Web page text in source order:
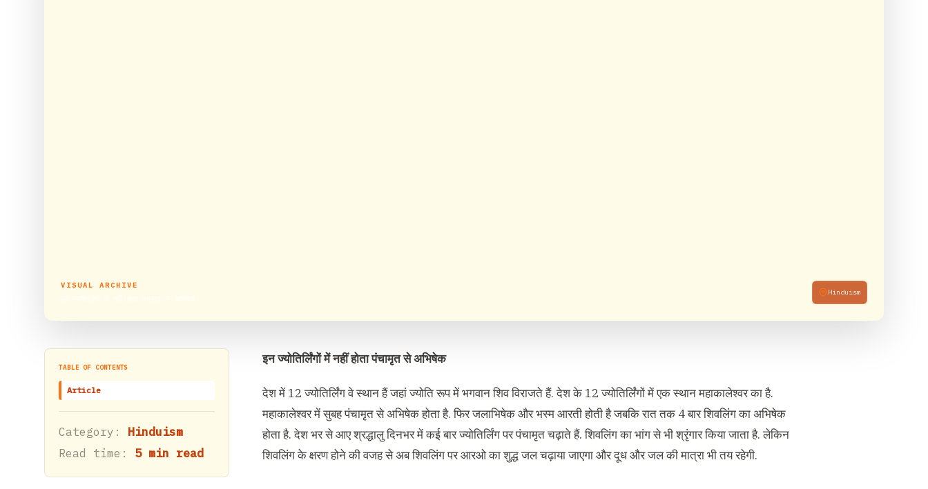
VISUAL ARCHIVE
Hinduism
TABLE OF CONTENTS
Article
Category: Hinduism
Read time: 5 min read
इन ज्योतिर्लिंगों में नहीं होता पंचामृत से अभिषेक
देश में 12 ज्योतिर्लिंग वे स्थान हैं जहां ज्योति रूप में भगवान शिव विराजते हैं. देश के 12 ज्योतिर्लिंगों में एक स्थान महाकालेश्वर का है.
महाकालेश्वर में सुबह पंचामृत से अभिषेक होता है. फिर जलाभिषेक और भस्म आरती होती है जबकि रात तक 4 बार शिवलिंग का अभिषेक
होता है. देश भर से आए श्रद्धालु दिनभर में कई बार ज्योतिर्लिंग पर पंचामृत चढ़ाते हैं. शिवलिंग का भांग से भी श्रृंगार किया जाता है. लेकिन
शिवलिंग के क्षरण होने की वजह से अब शिवलिंग पर आरओ का शुद्ध जल चढ़ाया जाएगा और दूध और जल की मात्रा भी तय रहेगी.